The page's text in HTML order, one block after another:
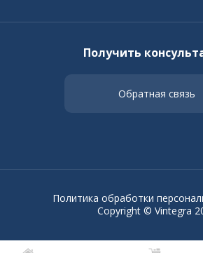
Получить
Обратная связь
Copyright © Vintegra
Политика обработки